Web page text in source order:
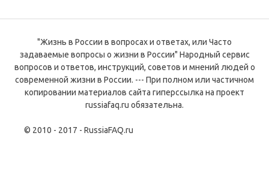
"Жизнь в России в вопросах и ответах, или Часто
задаваемые вопросы о жизни в России" Народный сервис
вопросов и ответов, инструкций, советов и мнений людей о
современной жизни в России. --- При полном или частичном
копировании материалов сайта гиперссылка на проект
russiafaq.ru обязательна.
© 2010 - 2017 - RussiaFAQ.ru